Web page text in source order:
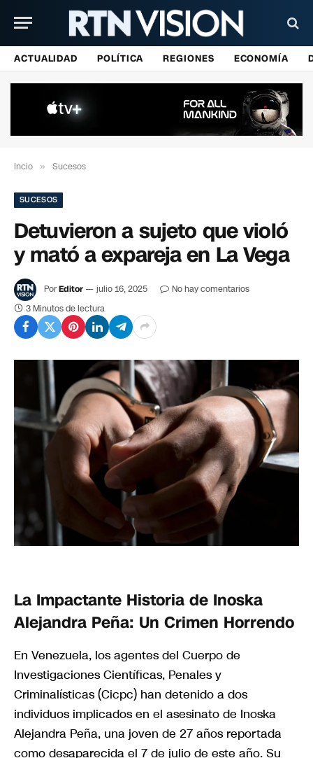
ACTUALIDAD POLÍTICA REGIONES ECONOMÍA
Incio » Sucesos
SUCESOS
Detuvieron a sujeto que violó
y mató a expareja en La Vega
PorEditor julio 16, 2025
No hay comentarios
3 Minutos de lectura
La Impactante Historia de Inoska
Alejandra Peña: Un Crimen Horrendo
En Venezuela, los agentes del Cuerpo de
Investigaciones Científicas, Penales y
Criminalísticas (Cicpc) han detenido a dos
individuos implicados en el asesinato de Inoska
Alejandra Peña, una joven de 27 años reportada
como desaparecida el 7 de julio de este año. Su